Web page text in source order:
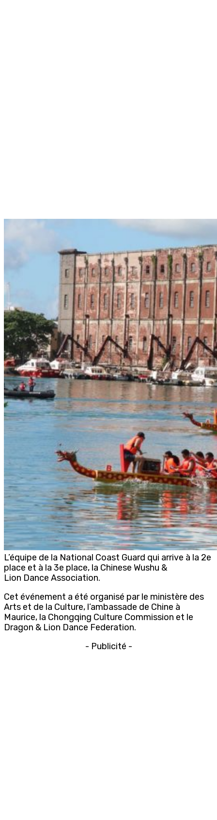
L’équipe de la National Coast Guard qui arrive à la 2e
place et à la 3e place, la Chinese Wushu &
Lion Dance Association.
Cet événement a été organisé par le ministère des
Arts et de la Culture, l’ambassade de Chine à
Maurice, la Chongqing Culture Commission et le
Dragon & Lion Dance Federation.
- Publicité -